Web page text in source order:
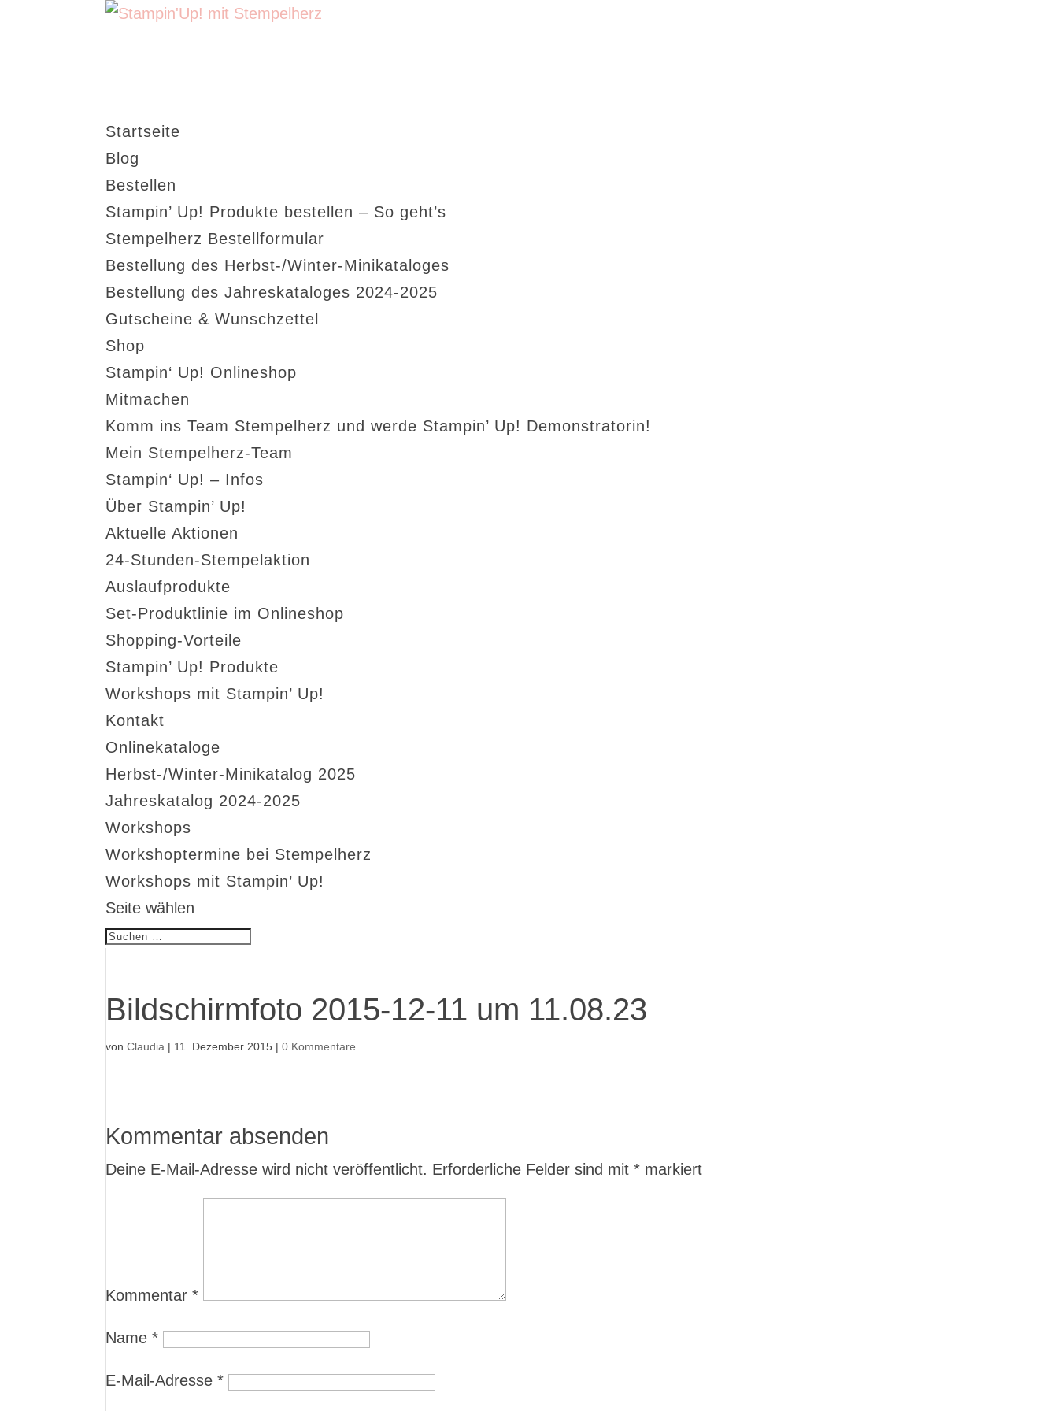
Startseite
Blog
Bestellen
Stampin’ Up! Produkte bestellen – So geht’s
Stempelherz Bestellformular
Bestellung des Herbst-/Winter-Minikataloges
Bestellung des Jahreskataloges 2024-2025
Gutscheine & Wunschzettel
Shop
Stampin‘ Up! Onlineshop
Mitmachen
Komm ins Team Stempelherz und werde Stampin’ Up! Demonstratorin!
Mein Stempelherz-Team
Stampin‘ Up! – Infos
Über Stampin’ Up!
Aktuelle Aktionen
24-Stunden-Stempelaktion
Auslaufprodukte
Set-Produktlinie im Onlineshop
Shopping-Vorteile
Stampin’ Up! Produkte
Workshops mit Stampin’ Up!
Kontakt
Onlinekataloge
Herbst-/Winter-Minikatalog 2025
Jahreskatalog 2024-2025
Workshops
Workshoptermine bei Stempelherz
Workshops mit Stampin’ Up!
Seite wählen
Bildschirmfoto 2015-12-11 um 11.08.23
vonClaudia | 11. Dezember 2015 |0 Kommentare
Kommentar absenden
Deine E-Mail-Adresse wird nicht veröffentlicht. Erforderliche Felder sind mit* markiert
Kommentar*
Name*
E-Mail-Adresse*